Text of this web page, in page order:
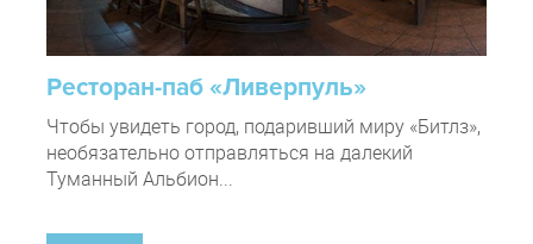
Ресторан-паб «Ливерпуль»
Чтобы увидеть город, подаривший миру «Битлз»,
необязательно отправляться на далекий
Туманный Альбион...